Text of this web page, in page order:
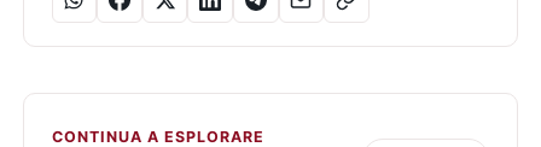
CONTINUA A ESPLORARE